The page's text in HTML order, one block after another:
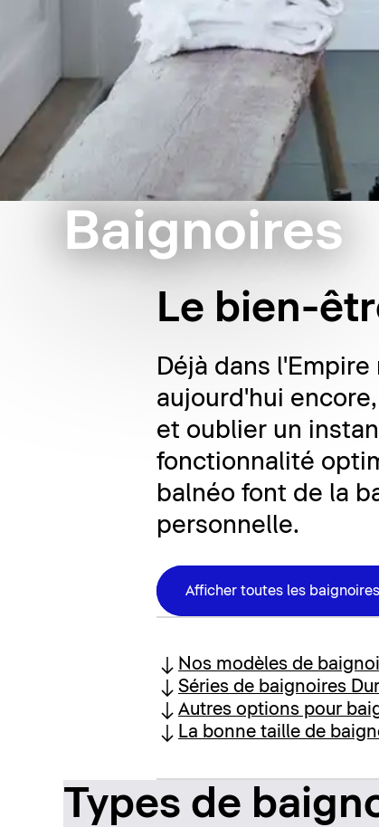
Baignoires
Le bien-
Déjà dans
aujourd'hui
et oublier un
fonctionnalité
balnéo font de la
personnelle.
Afficher toutes les baignoires
Nos modèles de
Séries de baignoires
Autres options pour
La bonne taille de
Types de